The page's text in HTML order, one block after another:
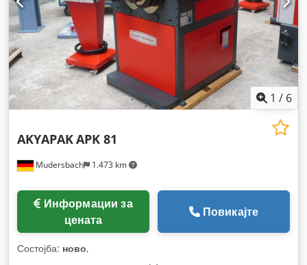
1 / 6
Mudersbach 1.473 km
AKYAPAKAPK 81
цената
Повикајте
Состојба: ново,